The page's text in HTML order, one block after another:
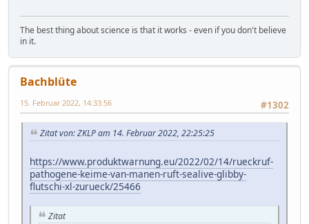
The best thing about science is that it works - even if you don't believe
in it.
Bachblüte
#1302
15. Februar 2022, 14:33:56
Zitat von: ZKLP am 14. Februar 2022, 22:25:25
https://www.produktwarnung.eu/2022/02/14/rueckruf-
pathogene-keime-van-manen-ruft-sealive-glibby-
flutschi-xl-zurueck/25466
Zitat